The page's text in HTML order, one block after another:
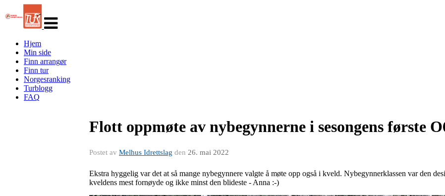
navigasjon
Hjem
Min side
Finn arrangør
Finn tur
Norgesranking
Turblogg
FAQ
Flott oppmøte av nybegynnerne i sesongens første
Postet av Melhus Idrettslag den 26. mai 2022
Ekstra hyggelig var det at så mange nybegynnere valgte å møte opp også i kveld. Nybegynnerklassen var den
kveldens mest fornøyde og ikke minst den blideste - Anna :-)